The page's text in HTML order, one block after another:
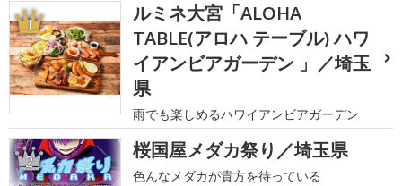
1
ルミネ大宮「ALOHA
TABLE(アロハ テーブル) ハワ
イアンビアガーデン 」／埼玉
県
雨でも楽しめるハワイアンビアガーデン
2 桜国屋メダカ祭り／埼玉県
色んなメダカが貴方を待っている